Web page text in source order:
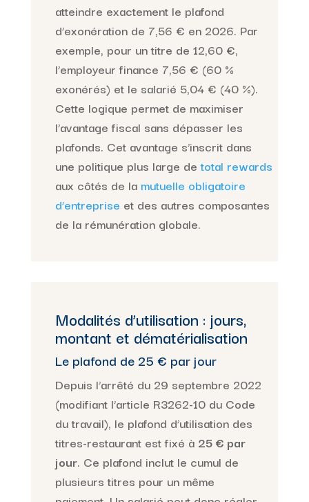
atteindre exactement le plafond
d’exonération de 7,56 € en 2026. Par
exemple, pour un titre de 12,60 €,
l’employeur finance 7,56 € (60 %
exonérés) et le salarié 5,04 € (40 %).
Cette logique permet de maximiser
l’avantage fiscal sans dépasser les
plafonds. Cet avantage s’inscrit dans
une politique plus large detotal rewards
aux côtés de la mutuelle obligatoire
d’entreprise et des autres composantes
de la rémunération globale.
Modalités d’utilisation : jours,
montant et dématérialisation
Le plafond de 25 € par jour
Depuis l’arrêté du 29 septembre 2022
(modifiant l’article R3262-10 du Code
du travail), le plafond d’utilisation des
titres-restaurant est fixé à 25 € par
jour. Ce plafond inclut le cumul de
plusieurs titres pour un même